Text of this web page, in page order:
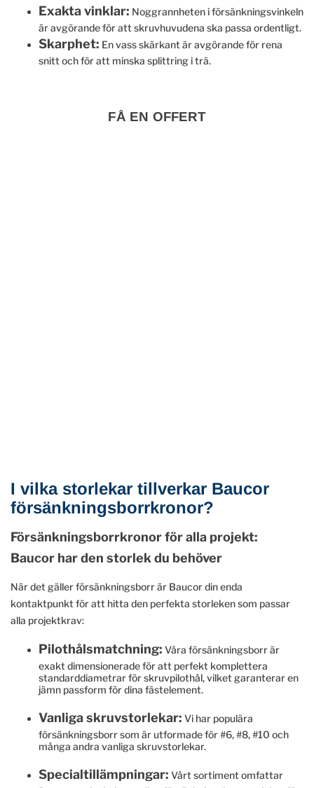
Exakta vinklar: Noggrannheten i försänkningsvinkeln
är avgörande för att skruvhuvudena ska passa ordentligt.
Skarphet: En vass skärkant är avgörande för rena
snitt och för att minska splittring i trä.
FÅ EN OFFERT
I vilka storlekar tillverkar Baucor
försänkningsborrkronor?
Försänkningsborrkronor för alla projekt:
Baucor har den storlek du behöver
När det gäller försänkningsborr är Baucor din enda
kontaktpunkt för att hitta den perfekta storleken som passar
alla projektkrav:
Pilothålsmatchning: Våra försänkningsborr är
exakt dimensionerade för att perfekt komplettera
standarddiametrar för skruvpilothål, vilket garanterar en
jämn passform för dina fästelement.
Vanliga skruvstorlekar: Vi har populära
försänkningsborr som är utformade för #6, #8, #10 och
många andra vanliga skruvstorlekar.
Specialtillämpningar: Vårt sortiment omfattar